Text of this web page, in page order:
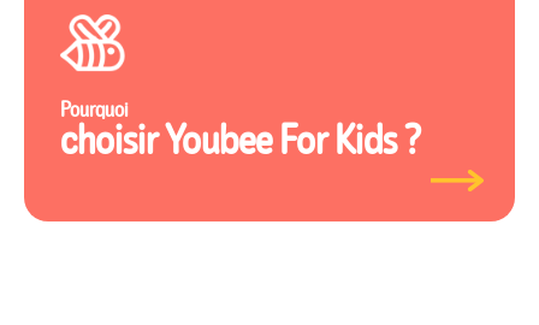
Pourquoi
choisir Youbee For Kids ?